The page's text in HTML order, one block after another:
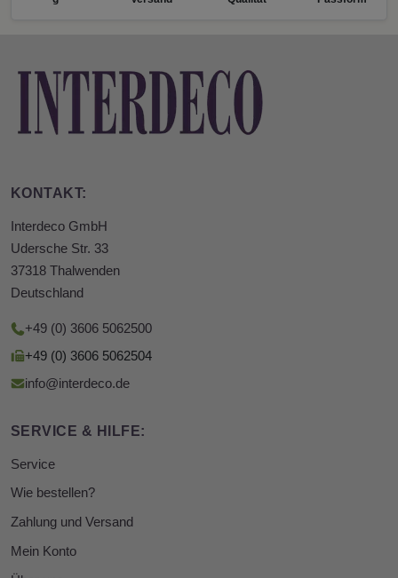
KONTAKT:
Interdeco GmbH
Udersche Str. 33
37318 Thalwenden
Deutschland
+49 (0) 3606 5062500
+49 (0) 3606 5062504
info@interdeco.de
SERVICE & HILFE:
Service
Wie bestellen?
Zahlung und Versand
Mein Konto